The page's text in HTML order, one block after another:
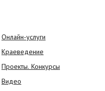
Онлайн-услуги
Краеведение
Проекты. Конкурсы
Видео